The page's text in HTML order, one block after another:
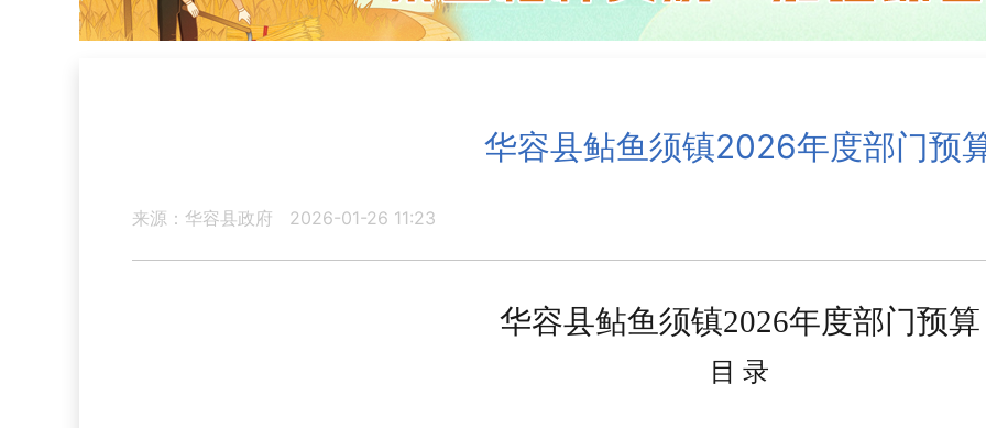
华容县鲇鱼须镇2026年度部门预
来源：华容县政府 2026-01-26 11:23
华容县鲇鱼须镇2026年度部门预算
目 录